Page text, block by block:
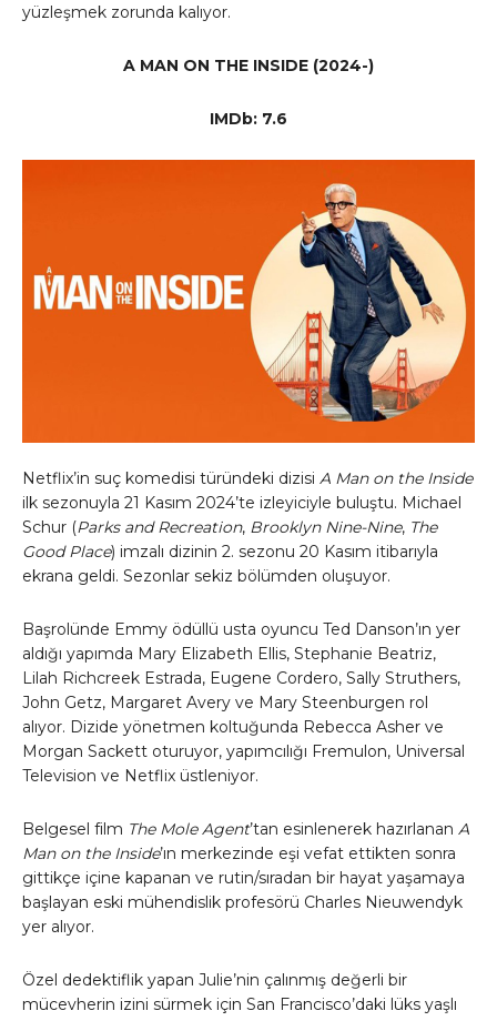
yüzleşmek zorunda kalıyor.
A MAN ON THE INSIDE (2024-)
IMDb: 7.6
Netflix’in suç komedisi türündeki dizisi A Man on the Inside
ilk sezonuyla 21 Kasım 2024’te izleyiciyle buluştu. Michael
Schur (Parks and Recreation, Brooklyn Nine-Nine, The
Good Place) imzalı dizinin 2. sezonu 20 Kasım itibarıyla
ekrana geldi. Sezonlar sekiz bölümden oluşuyor.
Başrolünde Emmy ödüllü usta oyuncu Ted Danson’ın yer
aldığı yapımda Mary Elizabeth Ellis, Stephanie Beatriz,
Lilah Richcreek Estrada, Eugene Cordero, Sally Struthers,
John Getz, Margaret Avery ve Mary Steenburgen rol
alıyor. Dizide yönetmen koltuğunda Rebecca Asher ve
Morgan Sackett oturuyor, yapımcılığı Fremulon, Universal
Television ve Netflix üstleniyor.
Belgesel film The Mole Agent’tan esinlenerek hazırlanan A
Man on the Inside’ın merkezinde eşi vefat ettikten sonra
gittikçe içine kapanan ve rutin/sıradan bir hayat yaşamaya
başlayan eski mühendislik profesörü Charles Nieuwendyk
yer alıyor.
Özel dedektiflik yapan Julie’nin çalınmış değerli bir
mücevherin izini sürmek için San Francisco’daki lüks yaşlı